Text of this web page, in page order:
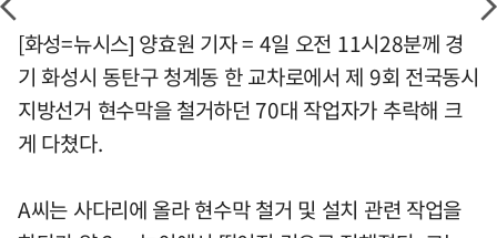
[화성=뉴시스] 양효원 기자 = 4일 오전 11시28분께 경
기 화성시 동탄구 청계동 한 교차로에서 제 9회 전국동시
지방선거 현수막을 철거하던 70대 작업자가 추락해 크
게 다쳤다.
A씨는 사다리에 올라 현수막 철거 및 설치 관련 작업을